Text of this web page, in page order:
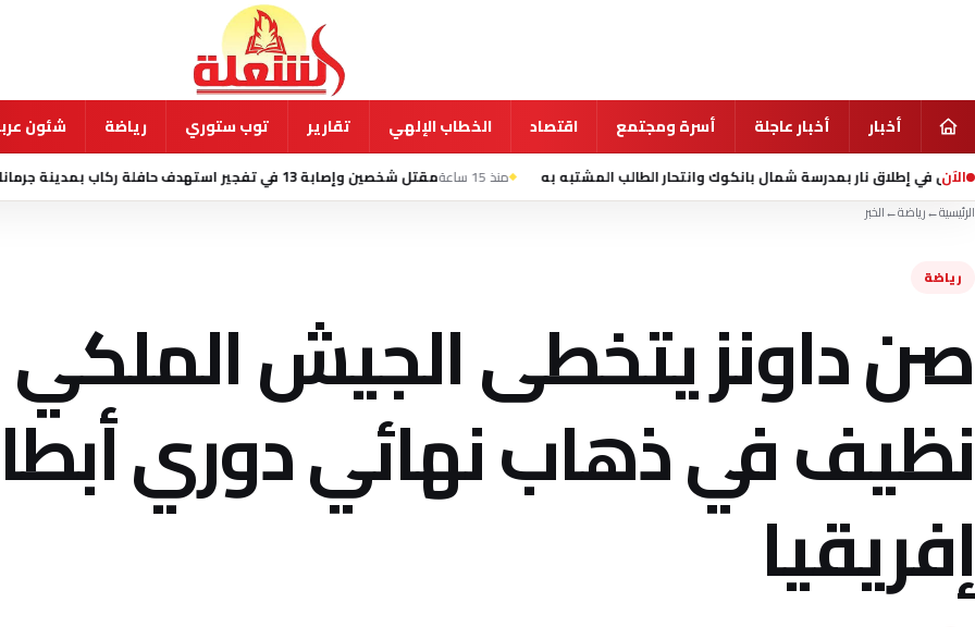
أخبار أخبار عاجلة أسرة ومجتمع اقتصاد الخطاب الإلهي تقارير توب ستوري رياضة شئون
الآن منذ 15 ساعة مقتل شخصين وإصابة 13 في تفجير استهدف حافلة ركاب بمدينة جرمانا السورية منذ 16 ساعة
الرئيسية←رياضة←الخبر
رياضة
صن داونز يتخطى الجيش
نظيف في ذهاب نهائي دوري
إفريقيا